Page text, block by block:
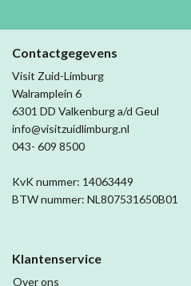
Contactgegevens
Visit Zuid-Limburg
Walramplein 6
6301 DD Valkenburg a/d Geul
info@visitzuidlimburg.nl
043- 609 8500
KvK nummer: 14063449
BTW nummer: NL807531650B01
Klantenservice
Over ons